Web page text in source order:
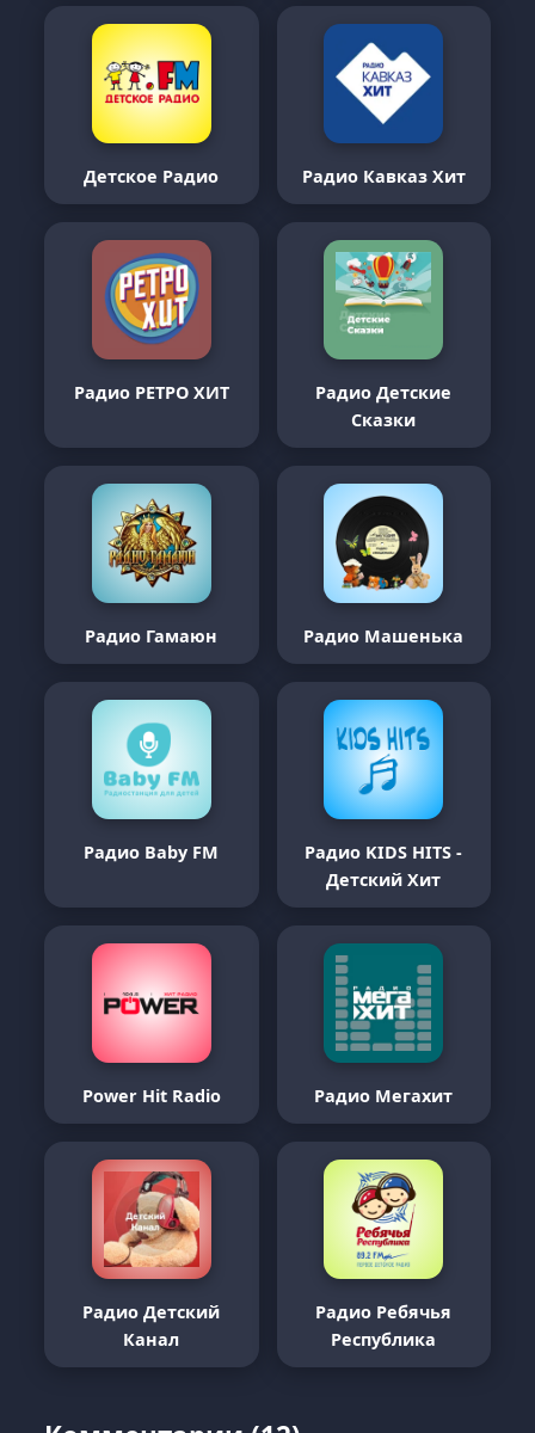
Детское Радио Радио Кавказ Хит
Радио РЕТРО ХИТ
Радио Детские
Сказки
Радио Гамаюн Радио Машенька
Радио Baby FM
Радио KIDS HITS -
Детский Хит
Power Hit Radio Радио Мегахит
Радио Детский
Канал
Радио Ребячья
Республика